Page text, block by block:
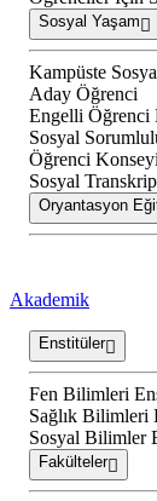
Sosyal Yaşam
Kampüste
Aday Öğrenci
Engelli Öğrenci
Sosyal
Öğrenci Konseyi
Sosyal
Oryantasyon
Akademik
Enstitüler
Fen Bilimleri
Sağlık Bilimleri
Sosyal Bilimler
Fakülteler